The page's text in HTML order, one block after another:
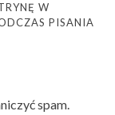
W
PISANIA
spam.